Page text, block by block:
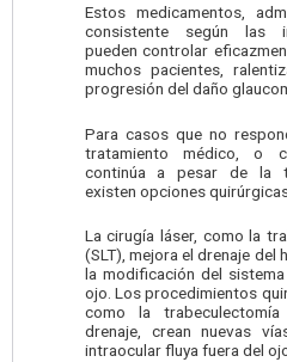
Estos medicamentos,
consistente según las
pueden controlar
muchos pacientes,
progresión del daño
Para casos que no
tratamiento médico, o
continúa a pesar de la
existen opciones
La cirugía láser, como la
(SLT), mejora el drenaje del
la modificación del
ojo. Los procedimientos
como la
drenaje, crean nuevas
intraocular fluya fuera del